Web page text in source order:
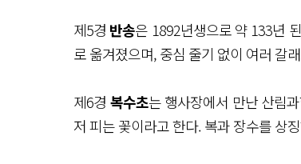
제5경 반송은 1892년생으로 약 133년
로 옮겨졌으며, 중심 줄기 없이 여러 갈
제6경 복수초는 행사장에서 만난 산림
저 피는 꽃이라고 한다. 복과 장수를 상